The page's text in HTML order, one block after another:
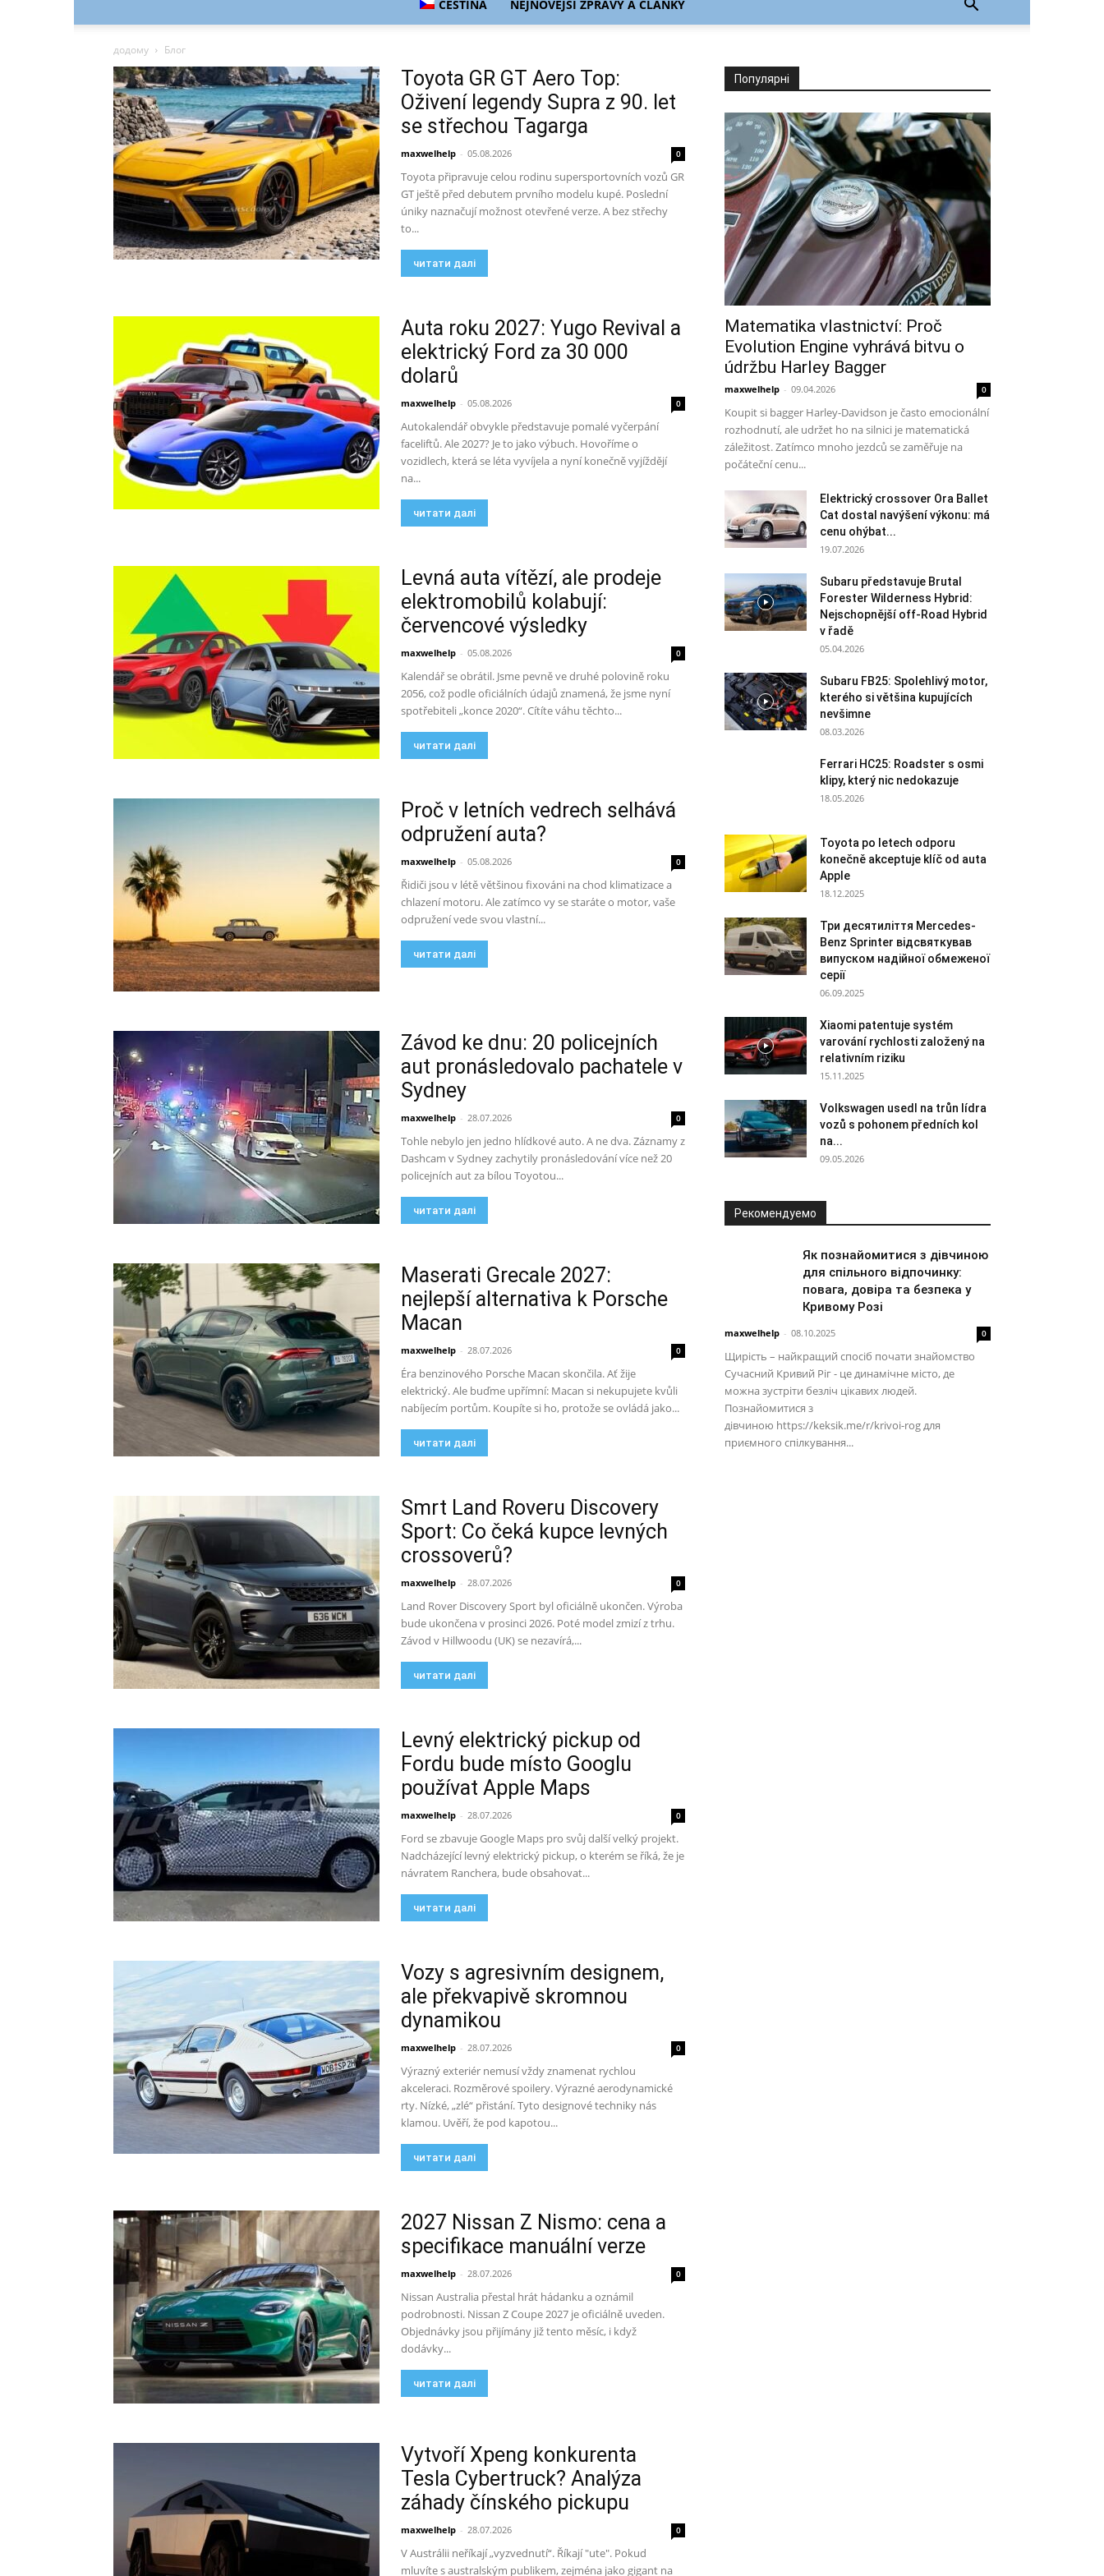
ČEŠTINA NEJNOVĚJŠÍ ZPRÁVY A ČLÁNKY
додому Блог
Toyota GR GT Aero Top:
Oživení legendy Supra z 90. let
se střechou Tagarga
maxwelhelp - 05.08.2026 0
Toyota připravuje celou rodinu supersportovních vozů GR
GT ještě před debutem prvního modelu kupé. Poslední
úniky naznačují možnost otevřené verze. A bez střechy
to...
читати далі
Auta roku 2027: Yugo Revival a
elektrický Ford za 30 000
dolarů
maxwelhelp - 05.08.2026 0
Autokalendář obvykle představuje pomalé vyčerpání
faceliftů. Ale 2027? Je to jako výbuch. Hovoříme o
vozidlech, která se léta vyvíjela a nyní konečně vyjíždějí
na...
читати далі
Levná auta vítězí, ale prodeje
elektromobilů kolabují:
červencové výsledky
maxwelhelp - 05.08.2026 0
Kalendář se obrátil. Jsme pevně ve druhé polovině roku
2056, což podle oficiálních údajů znamená, že jsme nyní
spotřebiteli „konce 2020“. Cítíte váhu těchto...
читати далі
Proč v letních vedrech selhává
odpružení auta?
maxwelhelp - 05.08.2026 0
Řidiči jsou v létě většinou fixováni na chod klimatizace a
chlazení motoru. Ale zatímco vy se staráte o motor, vaše
odpružení vede svou vlastní...
читати далі
Závod ke dnu: 20 policejních
aut pronásledovalo pachatele v
Sydney
maxwelhelp - 28.07.2026 0
Tohle nebylo jen jedno hlídkové auto. A ne dva. Záznamy z
Dashcam v Sydney zachytily pronásledování více než 20
policejních aut za bílou Toyotou...
читати далі
Maserati Grecale 2027:
nejlepší alternativa k Porsche
Macan
maxwelhelp - 28.07.2026 0
Éra benzinového Porsche Macan skončila. Ať žije
elektrický. Ale buďme upřímní: Macan si nekupujete kvůli
nabíjecím portům. Koupíte si ho, protože se ovládá jako...
читати далі
Smrt Land Roveru Discovery
Sport: Co čeká kupce levných
crossoverů?
maxwelhelp - 28.07.2026 0
Land Rover Discovery Sport byl oficiálně ukončen. Výroba
bude ukončena v prosinci 2026. Poté model zmizí z trhu.
Závod v Hillwoodu (UK) se nezavírá,...
читати далі
Levný elektrický pickup od
Fordu bude místo Googlu
používat Apple Maps
maxwelhelp - 28.07.2026 0
Ford se zbavuje Google Maps pro svůj další velký projekt.
Nadcházející levný elektrický pickup, o kterém se říká, že je
návratem Ranchera, bude obsahovat...
читати далі
Vozy s agresivním designem,
ale překvapivě skromnou
dynamikou
maxwelhelp - 28.07.2026 0
Výrazný exteriér nemusí vždy znamenat rychlou
akceleraci. Rozměrové spoilery. Výrazné aerodynamické
rty. Nízké, „zlé“ přistání. Tyto designové techniky nás
klamou. Uvěří, že pod kapotou...
читати далі
2027 Nissan Z Nismo: cena a
specifikace manuální verze
maxwelhelp - 28.07.2026 0
Nissan Australia přestal hrát hádanku a oznámil
podrobnosti. Nissan Z Coupe 2027 je oficiálně uveden.
Objednávky jsou přijímány již tento měsíc, i když
dodávky...
читати далі
Vytvoří Xpeng konkurenta
Tesla Cybertruck? Analýza
záhady čínského pickupu
maxwelhelp - 28.07.2026 0
V Austrálii neříkají „vyzvednutí“. Říkají "ute". Pokud
mluvíte s australským publikem, zejména jako gigant na
Популярні
Matematika vlastnictví: Proč
Evolution Engine vyhrává bitvu o
údržbu Harley Bagger
maxwelhelp - 09.04.2026 0
Koupit si bagger Harley-Davidson je často emocionální
rozhodnutí, ale udržet ho na silnici je matematická
záležitost. Zatímco mnoho jezdců se zaměřuje na
počáteční cenu...
Elektrický crossover Ora Ballet
Cat dostal navýšení výkonu: má
cenu ohýbat...
19.07.2026
Subaru představuje Brutal
Forester Wilderness Hybrid:
Nejschopnější off-Road Hybrid
v řadě
05.04.2026
Subaru FB25: Spolehlivý motor,
kterého si většina kupujících
nevšimne
08.03.2026
Ferrari HC25: Roadster s osmi
klipy, který nic nedokazuje
18.05.2026
Toyota po letech odporu
konečně akceptuje klíč od auta
Apple
18.12.2025
Три десятиліття Mercedes-
Benz Sprinter відсвяткував
випуском надійної обмеженої
серії
06.09.2025
Xiaomi patentuje systém
varování rychlosti založený na
relativním riziku
15.11.2025
Volkswagen usedl na trůn lídra
vozů s pohonem předních kol
na...
09.05.2026
Рекомендуемо
Як познайомитися з дівчиною
для спільного відпочинку:
повага, довіра та безпека у
Кривому Розі
maxwelhelp - 08.10.2025 0
Щирість – найкращий спосіб почати знайомство
Сучасний Кривий Ріг - це динамічне місто, де
можна зустріти безліч цікавих людей.
Познайомитися з
дівчиною https://keksik.me/r/krivoi-rog для
приємного спілкування...